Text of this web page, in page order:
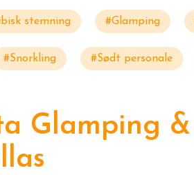
stemning #Glamping
#Snorkling #Sødt personale
Glamping &